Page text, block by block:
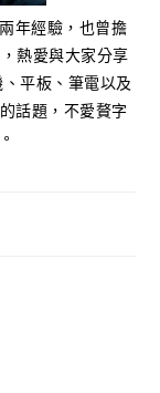
年經驗，也曾擔
熱愛與大家分享
平板、筆電以及
話題，不愛贅字